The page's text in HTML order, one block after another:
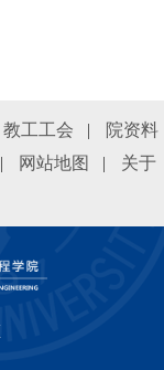
教工工会 |
院资料
| 网站地图 |
关于